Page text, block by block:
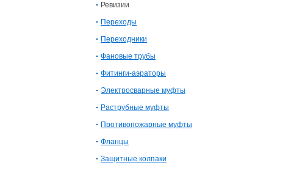
Ревизии
Переходы
Переходники
Фановые трубы
Фитинги-аэраторы
Электросварныe муфты
Раструбные муфты
Противопожарные муфты
Фланцы
Защитные колпаки